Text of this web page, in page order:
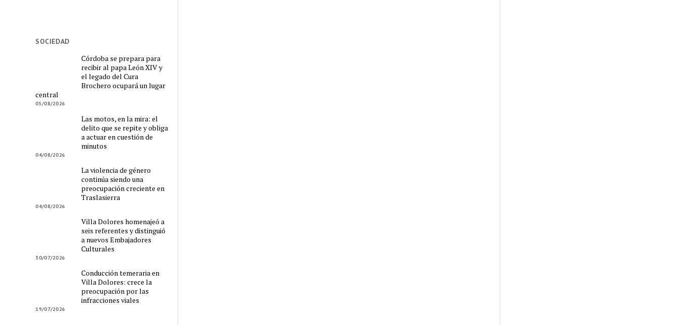
SOCIEDAD
Córdoba se prepara para
recibir al papa León XIV y
el legado del Cura
Brochero ocupará un lugar
central
05/08/2026
Las motos, en la mira: el
delito que se repite y obliga
a actuar en cuestión de
minutos
04/08/2026
La violencia de género
continúa siendo una
preocupación creciente en
Traslasierra
04/08/2026
Villa Dolores homenajeó a
seis referentes y distinguió
a nuevos Embajadores
Culturales
30/07/2026
Conducción temeraria en
Villa Dolores: crece la
preocupación por las
infracciones viales
19/07/2026